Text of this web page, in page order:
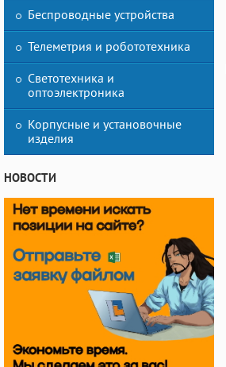
Беспроводные устройства
Телеметрия и робототехника
Светотехника и
оптоэлектроника
Корпусные и установочные
изделия
НОВОСТИ